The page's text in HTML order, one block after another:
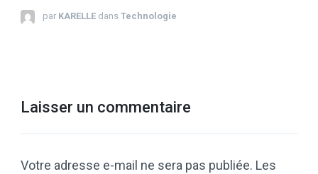
par KARELLE dans Technologie
Laisser un commentaire
Votre adresse e-mail ne sera pas publiée. Les